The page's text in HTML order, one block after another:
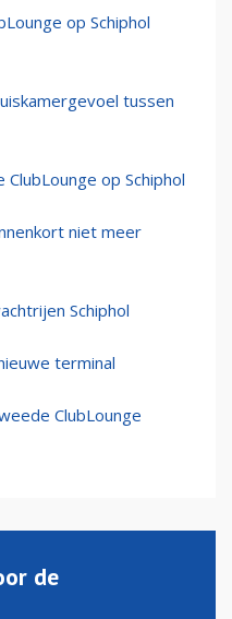
op Schiphol
tussen
op Schiphol
niet meer
Schiphol
terminal
ClubLounge
de